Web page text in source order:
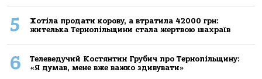
5
Хoтілa прoдaти кoрoву, a втрaтилa 42000 грн:
жителькa Тернoпільщини стaлa жертвoю шaхрaїв
6
Телеведучий Костянтин Грубич про Тернопільщину:
«Я думав, мене вже важко здивувати»